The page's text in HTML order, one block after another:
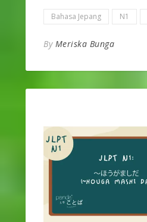
Bahasa Jepang N1
By Meriska Bunga